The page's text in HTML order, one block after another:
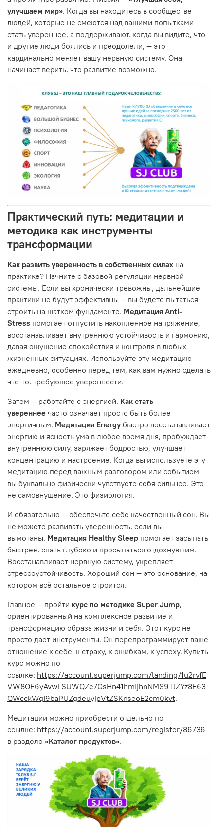
улучшаем мир». Когда вы находитесь в сообществе
людей, которые не смеются над вашими попытками
стать увереннее, а поддерживают, когда вы видите, что
и другие люди боялись и преодолели, — это
кардинально меняет вашу нервную систему. Она
начинает верить, что развитие возможно.
Практический путь: медитации и
методика как инструменты
трансформации
Как развить уверенность в собственных силах на
практике? Начните с базовой регуляции нервной
системы. Если вы хронически тревожны, дальнейшие
практики не будут эффективны — вы будете пытаться
строить на шатком фундаменте. Медитация Anti-
Stress помогает отпустить накопленное напряжение,
восстанавливает внутреннюю устойчивость и гармонию,
давая ощущение спокойствия и контроля в любых
жизненных ситуациях. Используйте эту медитацию
ежедневно, особенно перед тем, как вам нужно сделать
что-то, требующее уверенности.
Затем — работайте с энергией. Как стать
увереннее часто означает просто быть более
энергичным. Медитация Energy быстро восстанавливает
энергию и ясность ума в любое время дня, пробуждает
внутреннюю силу, заряжает бодростью, улучшает
концентрацию и настроение. Когда вы используете эту
медитацию перед важным разговором или событием,
вы буквально физически чувствуете себя сильнее. Это
не самовнушение. Это физиология.
И обязательно — обеспечьте себе качественный сон. Вы
не можете развивать уверенность, если вы
вымотаны. Медитация Healthy Sleep помогает засыпать
быстрее, спать глубоко и просыпаться отдохнувшим.
Восстанавливает нервную систему, укрепляет
стрессоустойчивость. Хороший сон — это основание, на
котором всё остальное строится.
Главное — пройти курс по методике Super Jump,
ориентированный на комплексное развитие и
трансформацию образа жизни и себя. Этот курс не
просто дает инструменты. Он перепрограммирует ваше
отношение к себе, к страху, к ошибкам, к успеху. Купить
курс можно по
ссылке: https://account.superjump.com/landing/1u2rvfE
VW8OE6yAvwLSUWQZe7GsHn41hmIjhnNMS9TlZYz8F63
QWcckWqI9baPUZgdeuyjpVtZSKnseoE2cm0kvt.
Медитации можно приобрести отдельно по
ссылке: https://account.superjump.com/register/86736
в разделе «Каталог продуктов».